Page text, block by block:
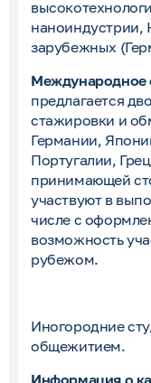
наноиндустрии,
зарубежных
Международное
предлагается
стажировки и
Германии,
Португалии,
принимающей
участвуют в
числе с
возможность
рубежом.
Иногородние
общежитием.
Информация о